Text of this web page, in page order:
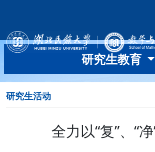
研究生教育
研究生活动
全力以“复”、“